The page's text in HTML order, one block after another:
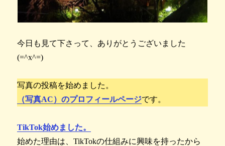
今日も見て下さって、ありがとうございました
(=^x^=)
写真の投稿を始めました。
（写真AC）のプロフィールページです。
TikTok始めました。
始めた理由は、TikTokの仕組みに興味を持ったから